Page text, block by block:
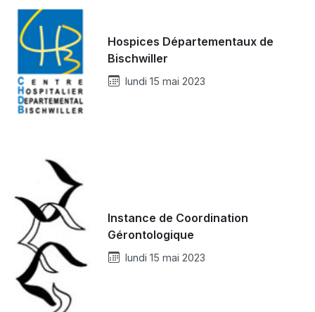
Hospices Départementaux de
Bischwiller
lundi 15 mai 2023
Instance de Coordination
Gérontologique
lundi 15 mai 2023